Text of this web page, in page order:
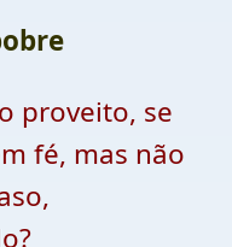
proveito, se
fé, mas não